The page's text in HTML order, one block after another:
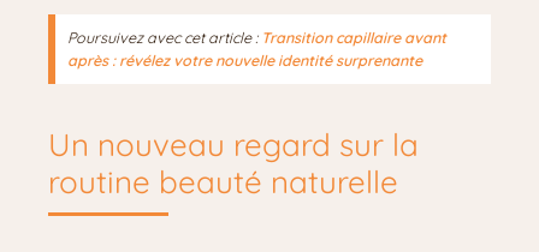
Poursuivez avec cet article : Transition capillaire avant
après : révélez votre nouvelle identité surprenante
Un nouveau regard sur la
routine beauté naturelle